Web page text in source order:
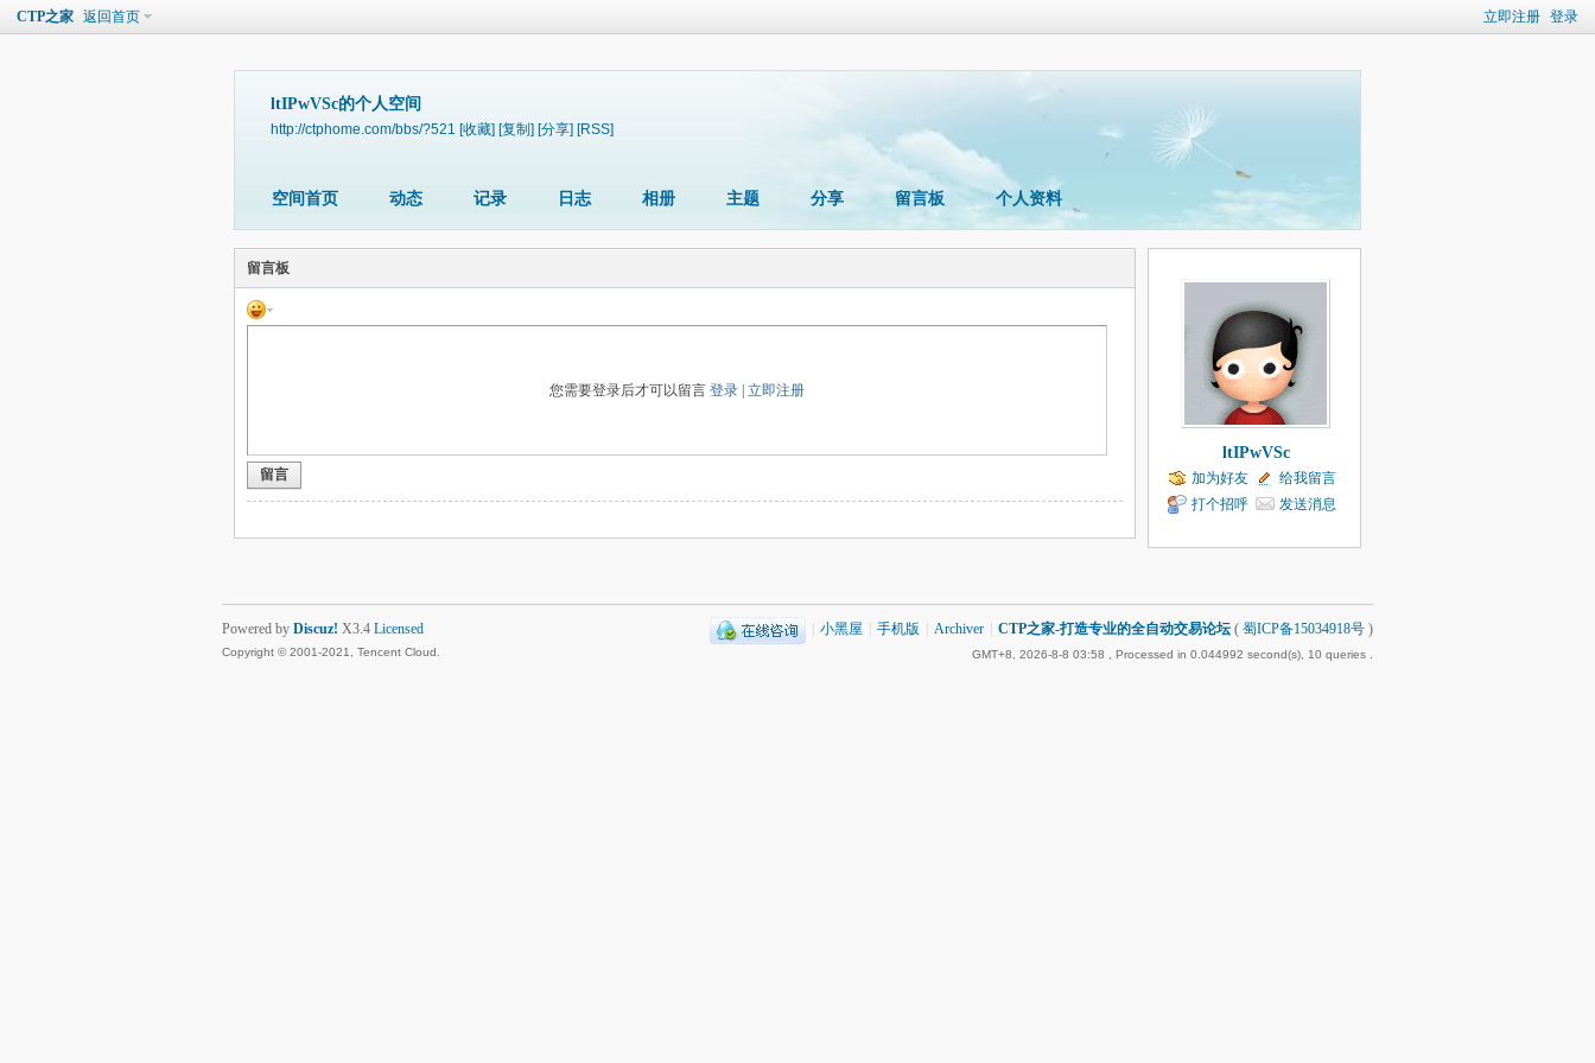
立即注册 登录
CTP之家 返回首页
ltIPwVSc的个人空间
http://ctphome.com/bbs/?521 [收藏] [复制] [分享] [RSS]
空间首页 动态 记录 日志 相册 主题 分享 留言板 个人资料
留言板
您需要登录后才可以留言登录 |立即注册
留言
ltIPwVSc
加为好友
给我留言
打个招呼
发送消息
小黑屋 手机版 Archiver CTP之家-打造专业的全自动交易论坛 ( 蜀ICP备15034918号 )
GMT+8, 2026-8-8 03:58 , Processed in 0.044992 second(s), 10 queries .
Powered by Discuz! X3.4 Licensed
Copyright © 2001-2021, Tencent Cloud.